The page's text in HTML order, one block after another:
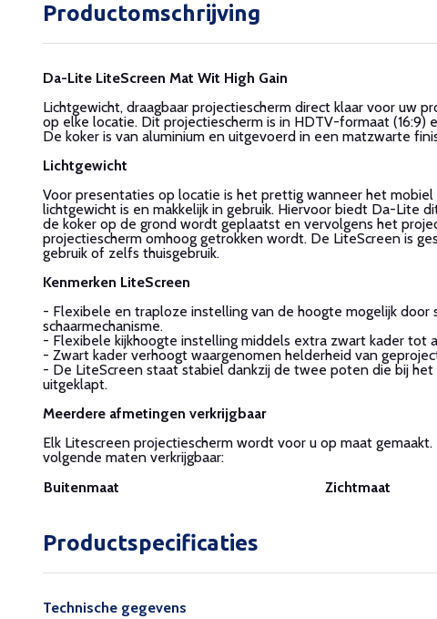
Productomschrijving
Da-Lite LiteScreen Mat Wit High Gain
Lichtgewicht, draagbaar projectiescherm direct klaar voor uw
op elke locatie. Dit projectiescherm is in HDTV-formaat (16:9)
De koker is van aluminium en uitgevoerd in een matzwarte
Lichtgewicht
Voor presentaties op locatie is het prettig wanneer het mobiel
lichtgewicht is en makkelijk in gebruik. Hiervoor biedt Da-Lite
de koker op de grond wordt geplaatst en vervolgens het
projectiescherm omhoog getrokken wordt. De LiteScreen is
gebruik of zelfs thuisgebruik.
Kenmerken LiteScreen
- Flexibele en traploze instelling van de hoogte mogelijk door
schaarmechanisme.
- Flexibele kijkhoogte instelling middels extra zwart kader tot
- Zwart kader verhoogt waargenomen helderheid van
- De LiteScreen staat stabiel dankzij de twee poten die bij
uitgeklapt.
Meerdere afmetingen verkrijgbaar
Elk Litescreen projectiescherm wordt voor u op maat gemaakt.
volgende maten verkrijgbaar:
Buitenmaat
Zichtmaat
Productspecificaties
Technische gegevens